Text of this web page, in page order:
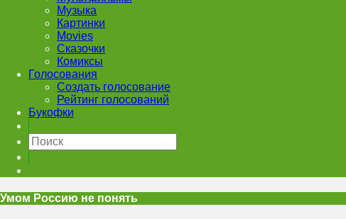
Музыка
Картинки
Movies
Сказочки
Комиксы
Голосования
Создать голосование
Рейтинг голосований
Букофки
Умом Россию не понять